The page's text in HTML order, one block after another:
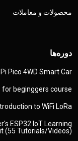
محصولات و معاملات
دوره‌ها
Pi Pico 4WD Smart Car
for beginggers course
Introduction to WiFi LoRa
ESP32 IoT Learning
kit (55 Tutorials/Videos)